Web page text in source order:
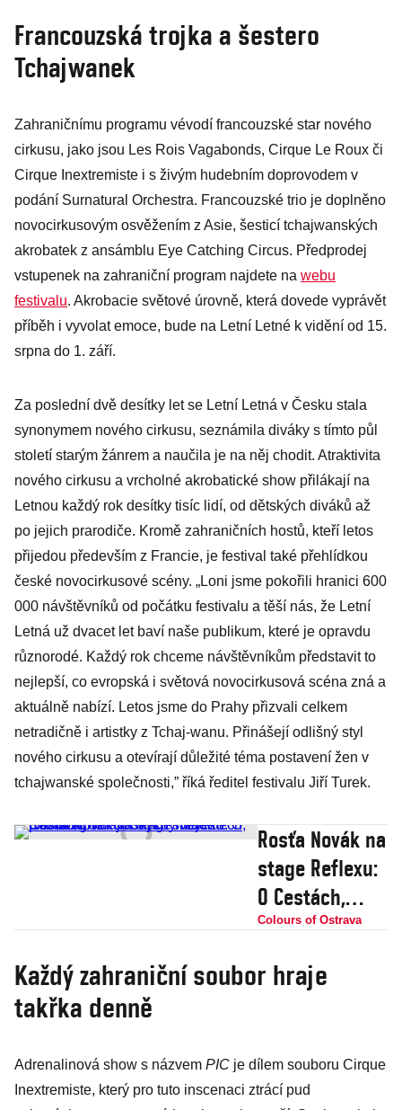
byrokracie a
Francouzská trojka a šestero
Tchajwanek
Zahraničnímu programu vévodí francouzské star nového
cirkusu, jako jsou Les Rois Vagabonds, Cirque Le Roux či
Cirque Inextremiste i s živým hudebním doprovodem v
podání Surnatural Orchestra. Francouzské trio je doplněno
novocirkusovým osvěžením z Asie, šesticí tchajwanských
akrobatek z ansámblu Eye Catching Circus. Předprodej
vstupenek na zahraniční program najdete na webu
festivalu. Akrobacie světové úrovně, která dovede vyprávět
příběh i vyvolat emoce, bude na Letní Letné k vidění od 15.
srpna do 1. září.
Za poslední dvě desítky let se Letní Letná v Česku stala
synonymem nového cirkusu, seznámila diváky s tímto půl
století starým žánrem a naučila je na něj chodit. Atraktivita
nového cirkusu a vrcholné akrobatické show přilákají na
Letnou každý rok desítky tisíc lidí, od dětských diváků až
po jejich prarodiče. Kromě zahraničních hostů, kteří letos
přijedou především z Francie, je festival také přehlídkou
české novocirkusové scény. „Loni jsme pokořili hranici 600
000 návštěvníků od počátku festivalu a těší nás, že Letní
Letná už dvacet let baví naše publikum, které je opravdu
různorodé. Každý rok chceme návštěvníkům představit to
nejlepší, co evropská i světová novocirkusová scéna zná a
aktuálně nabízí. Letos jsme do Prahy přizvali celkem
netradičně i artistky z Tchaj-wanu. Přinášejí odlišný styl
nového cirkusu a otevírají důležité téma postavení žen v
tchajwanské společnosti,” říká ředitel festivalu Jiří Turek.
Rosťa Novák na
stage Reflexu:
O Cestách,
ukrajinských
Edinburghu i
Colours of Ostrava
Každý zahraniční soubor hraje
takřka denně
Adrenalinová show s názvem PIC je dílem souboru Cirque
Inextremiste, který pro tuto inscenaci ztrácí pud